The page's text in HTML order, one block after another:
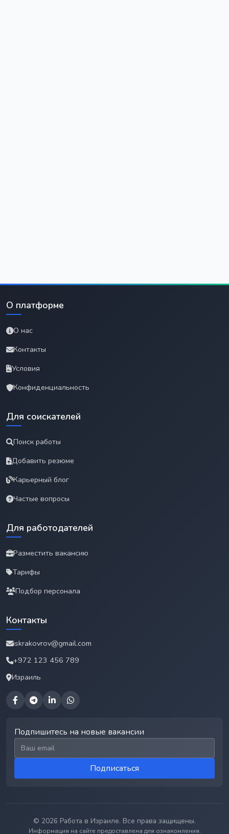
О платформе
О нас
Контакты
Условия
Конфиденциальность
Для соискателей
Поиск работы
Добавить резюме
Карьерный блог
Частые вопросы
Для работодателей
Разместить вакансию
Тарифы
Подбор персонала
Контакты
iskrakovrov@gmail.com
+972 123 456 789
Израиль
Подпишитесь на новые вакансии
Email для подписки
Подписаться
© 2026 Работа в Израиле. Все права защищены.
Информация на сайте предоставлена для ознакомления.